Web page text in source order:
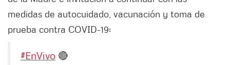
medidas de autocuidado, vacunación y toma de
prueba contra COVID-19:
#EnVivo 🔴